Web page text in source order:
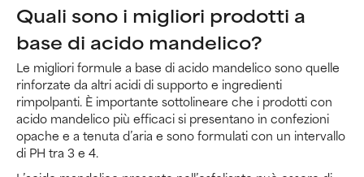
Quali sono i migliori prodotti a
base di acido mandelico?
Le migliori formule a base di acido mandelico sono quelle
rinforzate da altri acidi di supporto e ingredienti
rimpolpanti. È importante sottolineare che i prodotti con
acido mandelico più efficaci si presentano in confezioni
opache e a tenuta d’aria e sono formulati con un intervallo
di PH tra 3 e 4.